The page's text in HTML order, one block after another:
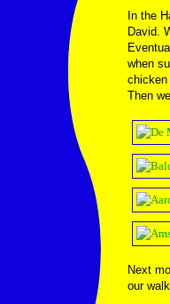
In the
David.
when
chicken
Then
Next
our